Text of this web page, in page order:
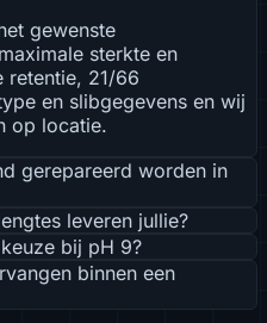
gewenste
sterkte en
21/66
en slibgegevens en wij
op locatie.
gerepareerd worden in
leveren jullie?
bij pH 9?
binnen een